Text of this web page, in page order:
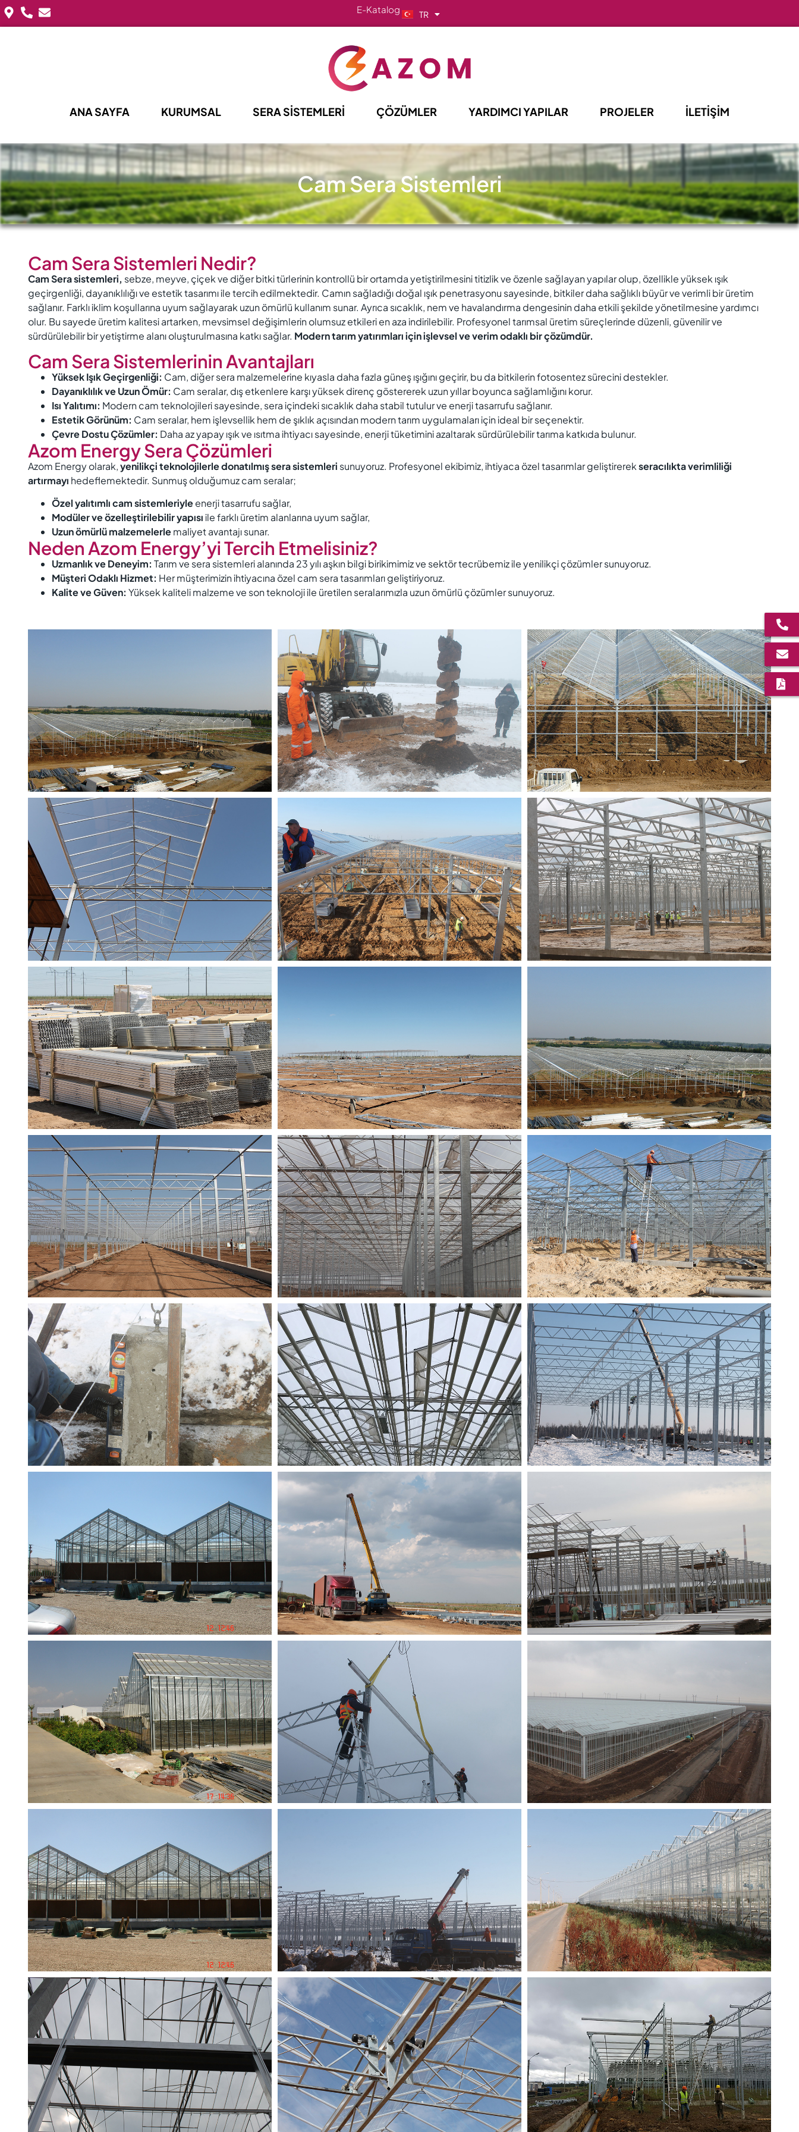
E-Katalog TR
EN
ANA SAYFA KURUMSAL SERA SİSTEMLERİ ÇÖZÜMLER YARDIMCI YAPILAR PROJELER İLETİŞİM
Cam Sera Sistemleri
Cam Sera Sistemleri Nedir?
Cam Sera sistemleri, sebze, meyve, çiçek ve diğer bitki türlerinin kontrollü bir ortamda yetiştirilmesini titizlik ve özenle sağlayan yapılar olup, özellikle yüksek ışık
geçirgenliği, dayanıklılığı ve estetik tasarımı ile tercih edilmektedir. Camın sağladığı doğal ışık penetrasyonu sayesinde, bitkiler daha sağlıklı büyür ve verimli bir üretim
sağlanır. Farklı iklim koşullarına uyum sağlayarak uzun ömürlü kullanım sunar. Ayrıca sıcaklık, nem ve havalandırma dengesinin daha etkili şekilde yönetilmesine yardımcı
olur. Bu sayede üretim kalitesi artarken, mevsimsel değişimlerin olumsuz etkileri en aza indirilebilir. Profesyonel tarımsal üretim süreçlerinde düzenli, güvenilir ve
sürdürülebilir bir yetiştirme alanı oluşturulmasına katkı sağlar. Modern tarım yatırımları için işlevsel ve verim odaklı bir çözümdür.
Cam Sera Sistemlerinin Avantajları
Yüksek Işık Geçirgenliği: Cam, diğer sera malzemelerine kıyasla daha fazla güneş ışığını geçirir, bu da bitkilerin fotosentez sürecini destekler.
Dayanıklılık ve Uzun Ömür: Cam seralar, dış etkenlere karşı yüksek direnç göstererek uzun yıllar boyunca sağlamlığını korur.
Isı Yalıtımı: Modern cam teknolojileri sayesinde, sera içindeki sıcaklık daha stabil tutulur ve enerji tasarrufu sağlanır.
Estetik Görünüm: Cam seralar, hem işlevsellik hem de şıklık açısından modern tarım uygulamaları için ideal bir seçenektir.
Çevre Dostu Çözümler: Daha az yapay ışık ve ısıtma ihtiyacı sayesinde, enerji tüketimini azaltarak sürdürülebilir tarıma katkıda bulunur.
Azom Energy Sera Çözümleri
Azom Energy olarak,yenilikçi teknolojilerle donatılmış sera sistemleri sunuyoruz. Profesyonel ekibimiz, ihtiyaca özel tasarımlar geliştirerekseracılıkta verimliliği
artırmayı hedeflemektedir. Sunmuş olduğumuz cam seralar;
Özel yalıtımlı cam sistemleriyleenerji tasarrufu sağlar,
Modüler ve özelleştirilebilir yapısıile farklı üretim alanlarına uyum sağlar,
Uzun ömürlü malzemelerlemaliyet avantajı sunar.
Neden Azom Energy’yi Tercih Etmelisiniz?
Uzmanlık ve Deneyim: Tarım ve sera sistemleri alanında 23 yılı aşkın bilgi birikimimiz ve sektör tecrübemiz ile yenilikçi çözümler sunuyoruz.
Müşteri Odaklı Hizmet: Her müşterimizin ihtiyacına özel cam sera tasarımları geliştiriyoruz.
Kalite ve Güven: Yüksek kaliteli malzeme ve son teknoloji ile üretilen seralarımızla uzun ömürlü çözümler sunuyoruz.